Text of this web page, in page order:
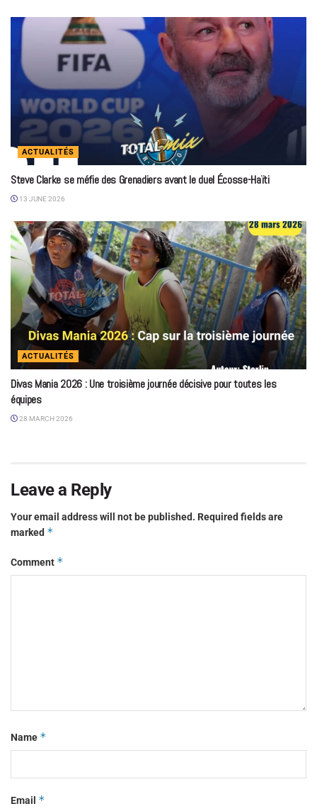
ACTUALITÉS
Steve Clarke se méfie des Grenadiers avant le duel Écosse-Haïti
13 JUNE 2026
ACTUALITÉS
Divas Mania 2026 : Une troisième journée décisive pour toutes les
équipes
28 MARCH 2026
Leave a Reply
Your email address will not be published. Required fields are
marked *
Comment *
Name *
Email *